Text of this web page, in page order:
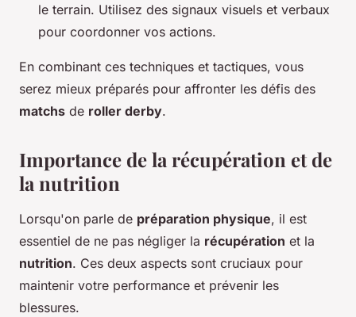
le terrain. Utilisez des signaux visuels et verbaux
pour coordonner vos actions.
En combinant ces techniques et tactiques, vous
serez mieux préparés pour affronter les défis des
matchs de roller derby.
Importance de la récupération et de
la nutrition
Lorsqu'on parle de préparation physique, il est
essentiel de ne pas négliger la récupération et la
nutrition. Ces deux aspects sont cruciaux pour
maintenir votre performance et prévenir les
blessures.